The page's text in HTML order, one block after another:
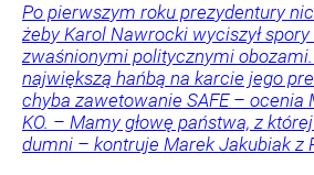
Po pierwszym roku prezydentury
żeby Karol Nawrocki wyciszył
zwaśnionymi politycznymi
największą hańbą na karcie jego
chyba zawetowanie SAFE – ocenia
KO. – Mamy głowę państwa, z
dumni – kontruje Marek Jakubiak z